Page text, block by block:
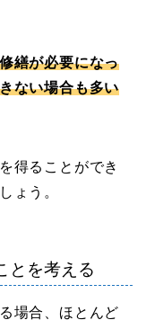
繕が必要になっ
ない場合も多い
得ることができ
ょう。
とを考える
場合、ほとんど